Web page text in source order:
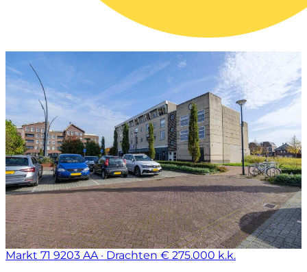
Markt 71 9203 AA · Drachten € 275.000 k.k.